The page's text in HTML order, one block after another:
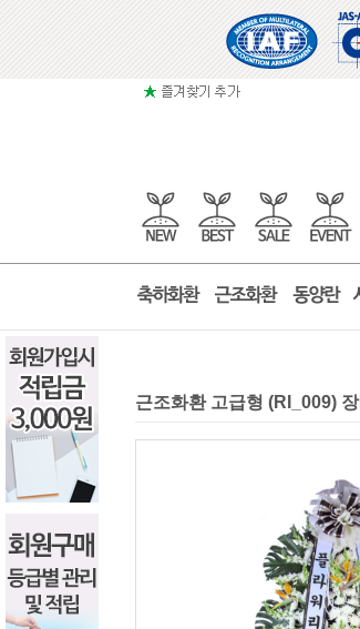
근조화환 고급형 (RI_009)